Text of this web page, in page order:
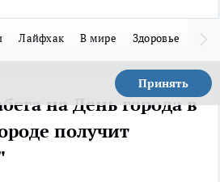
Лайфхак В мире Здоровье
Принять
на День города в
получит